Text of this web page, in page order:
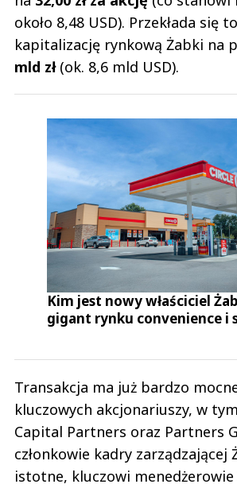
około 8,48 USD). Przekłada się
kapitalizację rynkową Żabki na
mld zł(ok. 8,6 mld USD).
Kim jest nowy właściciel
gigant rynku convenience i
Transakcja ma już bardzo
kluczowych akcjonariuszy, w
Capital Partners oraz Partners
członkowie kadry zarządzającej
istotne, kluczowi menedżerowie